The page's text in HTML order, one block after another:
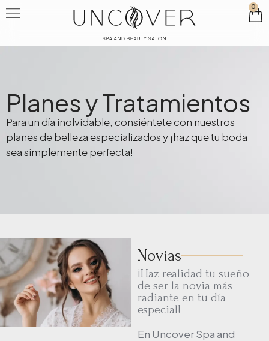
0
Planes y Tratamientos
Para un día inolvidable, consiéntete con nuestros
planes de belleza especializados y ¡haz que tu boda
sea simplemente perfecta!
Novias
¡Haz realidad tu sueño
de ser la novia más
radiante en tu día
especial!
En Uncover Spa and